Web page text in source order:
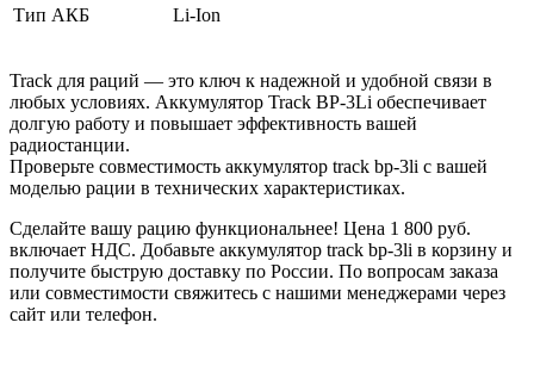
Тип АКБ
Li-Ion
Track для раций — это ключ к надежной и удобной связи в
любых условиях. Аккумулятор Track BP-3Li обеспечивает
долгую работу и повышает эффективность вашей
радиостанции.
Проверьте совместимость аккумулятор track bp-3li с вашей
моделью рации в технических характеристиках.
Сделайте вашу рацию функциональнее! Цена 1 800 руб.
включает НДС. Добавьте аккумулятор track bp-3li в корзину и
получите быструю доставку по России. По вопросам заказа
или совместимости свяжитесь с нашими менеджерами через
сайт или телефон.